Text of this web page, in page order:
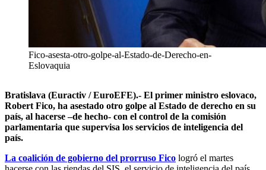
Fico-asesta-otro-golpe-al-Estado-de-Derecho-en-
Eslovaquia
Bratislava (Euractiv / EuroEFE).- El primer ministro eslovaco,
Robert Fico, ha asestado otro golpe al Estado de derecho en su
país, al hacerse –de hecho- con el control de la comisión
parlamentaria que supervisa los servicios de inteligencia del
país.
La coalición de gobierno del prorruso Fico logró el martes